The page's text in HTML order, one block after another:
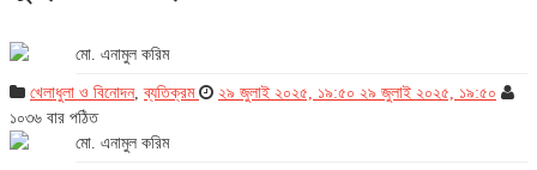
মো. এনামুল করিম
খেলাধুলা ও বিনোদন,ব্যতিক্রম ২৯ জুলাই ২০২৫, ১৯:৫০ ২৯ জুলাই ২০২৫, ১৯:৫০
১০৩৬ বার পঠিত
মো. এনামুল করিম